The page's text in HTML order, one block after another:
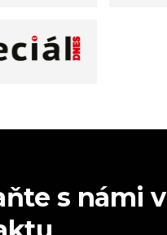
s námi v